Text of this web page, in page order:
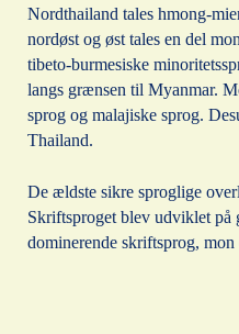
Nordthailand tales hmong-
nordøst og øst tales en del
tibeto-burmesiske
langs grænsen til Myanmar.
sprog og malajiske sprog.
Thailand.
De ældste sikre sproglige
Skriftsproget blev udviklet på
dominerende skriftsprog, mon